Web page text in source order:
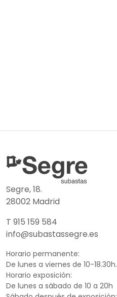
Segre, 18.
28002 Madrid
T 915 159 584
info@subastassegre.es
Horario permanente:
De lunes a viernes de 10-18.30h.
Horario exposición:
De lunes a sábado de 10 a 20h